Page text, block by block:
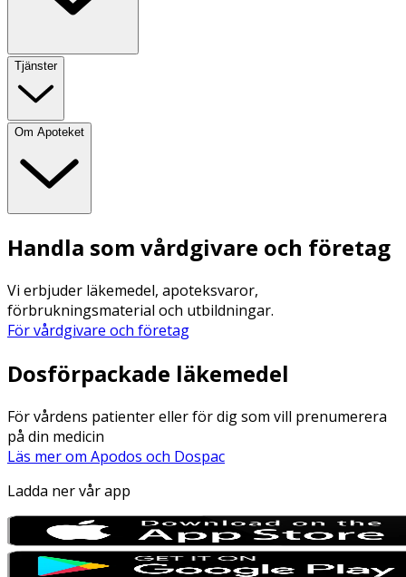
Tjänster
Om Apoteket
Handla som vårdgivare och företag
Vi erbjuder läkemedel, apoteksvaror,
förbrukningsmaterial och utbildningar.
För vårdgivare och företag
Dosförpackade läkemedel
För vårdens patienter eller för dig som vill prenumerera
på din medicin
Läs mer om Apodos och Dospac
Ladda ner vår app